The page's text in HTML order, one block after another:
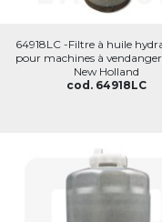
64918LC -Filtre à huile
pour machines à
New Holland
cod. 64918LC